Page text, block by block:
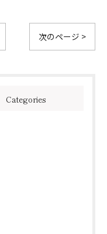
次のページ >
Categories